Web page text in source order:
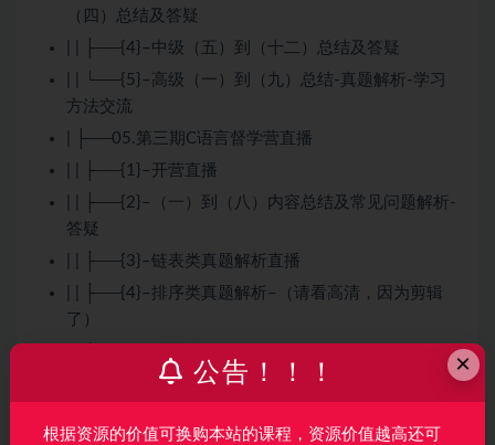
（四）总结及答疑
| | ├──{4}–中级（五）到（十二）总结及答疑
| | └──{5}–高级（一）到（九）总结-真题解析-学习
方法交流
| ├──05.第三期C语言督学营直播
| | ├──{1}–开营直播
| | ├──{2}–（一）到（八）内容总结及常见问题解析-
答疑
| | ├──{3}–链表类真题解析直播
| | ├──{4}–排序类真题解析–（请看高清，因为剪辑
了）
| ├──06.附赠内容-非答疑范围
×
公告！！！
根据资源的价值可换购本站的课程，资源价值越高还可